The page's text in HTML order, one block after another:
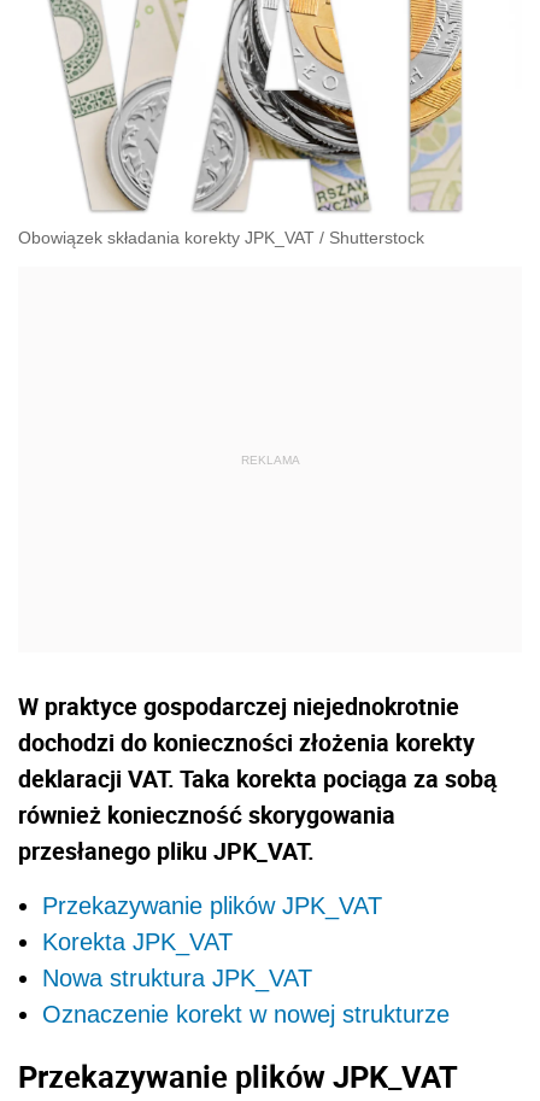
Obowiązek składania korekty JPK_VAT / Shutterstock
W praktyce gospodarczej niejednokrotnie
dochodzi do konieczności złożenia korekty
deklaracji VAT. Taka korekta pociąga za sobą
również konieczność skorygowania
przesłanego pliku JPK_VAT.
Przekazywanie plików JPK_VAT
Korekta JPK_VAT
Nowa struktura JPK_VAT
Oznaczenie korekt w nowej strukturze
Przekazywanie plików JPK_VAT